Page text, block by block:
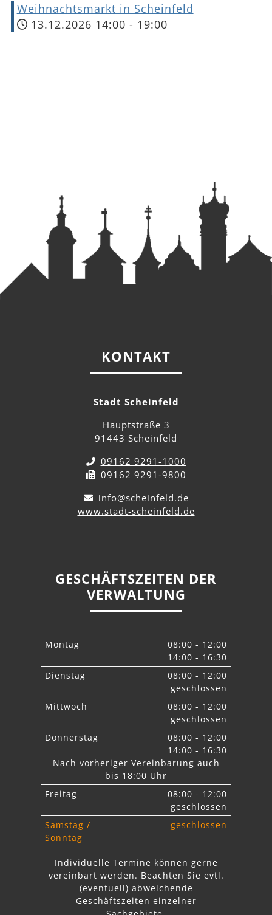
Weihnachtsmarkt in Scheinfeld
13.12.2026 14:00 - 19:00
KONTAKT
Stadt Scheinfeld
Hauptstraße 3
91443 Scheinfeld
09162 9291-1000
09162 9291-9800
info@scheinfeld.de
www.stadt-scheinfeld.de
GESCHÄFTSZEITEN DER
VERWALTUNG
Montag
08:00 - 12:00
14:00 - 16:30
Dienstag
08:00 - 12:00
geschlossen
Mittwoch
08:00 - 12:00
geschlossen
Donnerstag
08:00 - 12:00
14:00 - 16:30
Nach vorheriger Vereinbarung auch
bis 18:00 Uhr
Freitag
08:00 - 12:00
geschlossen
Samstag /
Sonntag
geschlossen
Individuelle Termine können gerne
vereinbart werden. Beachten Sie evtl.
abweichende
Geschäftszeiten einzelner